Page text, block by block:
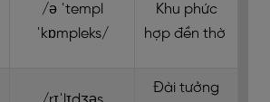
/ə ˈtempl
ˈkɒmpleks/
Khu phức
hợp đền thờ
Đài tưởng